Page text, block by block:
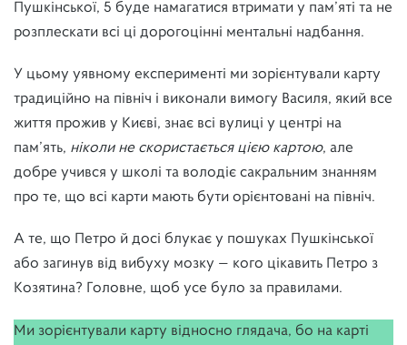
Пушкінської, 5 буде намагатися втримати у пам’яті та не
розплескати всі ці дорогоцінні ментальні надбання.
У цьому уявному експерименті ми зорієнтували карту
традиційно на північ і виконали вимогу Василя, який все
життя прожив у Києві, знає всі вулиці у центрі на
пам’ять, ніколи не скористається цією картою, але
добре учився у школі та володіє сакральним знанням
про те, що всі карти мають бути орієнтовані на північ.
А те, що Петро й досі блукає у пошуках Пушкінської
або загинув від вибуху мозку — кого цікавить Петро з
Козятина? Головне, щоб усе було за правилами.
Ми зорієнтували карту відносно глядача, бо на карті